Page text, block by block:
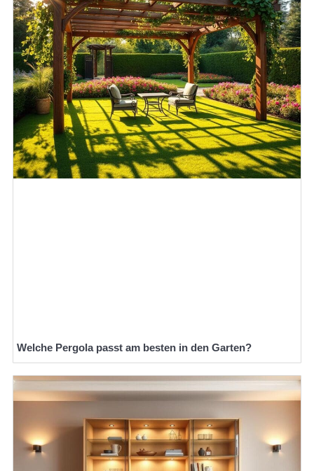
Welche Pergola passt am besten in den Garten?